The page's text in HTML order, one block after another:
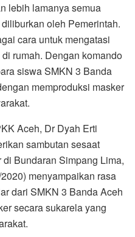
a
r
e
lebih lamanya semua
oleh Pemerintah.
cara untuk mengatasi
rumah. Dengan komando
siswa SMKN 3 Banda
memproduksi masker
Aceh, Dr Dyah Erti
sambutan sesaat
Bundaran Simpang Lima,
menyampaikan rasa
dari SMKN 3 Banda Aceh
secara sukarela yang